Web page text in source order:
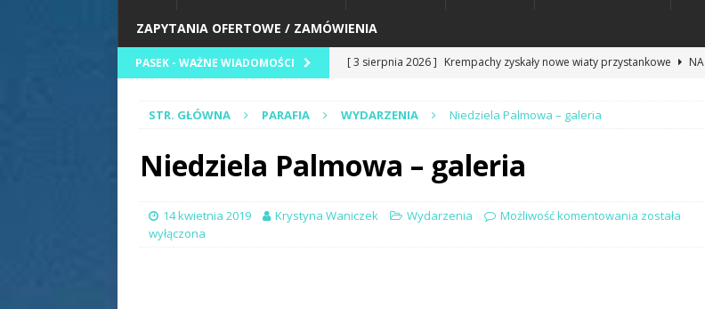
ZAPYTANIA OFERTOWE / ZAMÓWIENIA
PASEK - WAŻNE WIADOMOŚCI [ 3 sierpnia 2026 ] Krempachy zyskały nowe wiaty przystankowe
NA
Zawody Strzeleckie rozegrane
LOK
Korzeni” w Rzepiskach. Na scenie wystąpili Mali Toniecnicy i Młody Jawor
STR. GŁÓWNA PARAFIA WYDARZENIA Niedziela Palmowa – galeria
Niedziela Palmowa – galeria
14 kwietnia 2019 Krystyna Waniczek Wydarzenia Możliwość komentowania została
wyłączona